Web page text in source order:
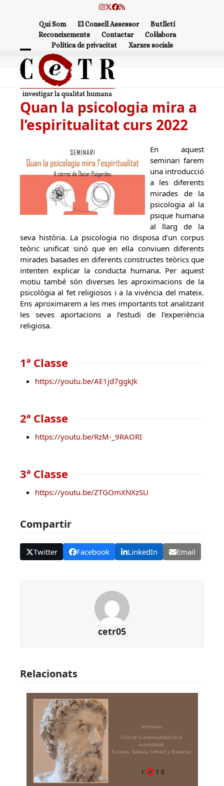
Instagram
Twitter
Facebook
RSS
Qui Som El Consell Assessor
Butlletí
Reconeixements
Contactar
Col·labora
Política de privacitat
Xarxes socials
Open
mobile
menu
Close
mobile
menu
Quan la psicologia mira a
l’espiritualitat curs 2022
En aquest
seminari farem
una introducció
a les diferents
mirades de la
psicologia al la
psique humana
al llarg de la
seva història. La psicologia no disposa d’un corpus
teòric unificat sinó que en ella conviuen diferents
mirades basades en diferents constructes teòrics que
intenten explicar la conducta humana. Per aquest
motiu també són diverses les aproximacions de la
psicològia al fet religiosos i a la vivència del mateix.
Ens aproximarem a les mes importants tot analitzant
les seves aportacions a l’estudi de l’experiència
religiosa.
1ª Classe
https://youtu.be/AE1jd7ggkJk
2ª Classe
https://youtu.be/RzM-_9RAORI
3ª Classe
https://youtu.be/ZTGOmXNXzSU
Compartir
Twitter Facebook LinkedIn Email
cetr05
Relacionats